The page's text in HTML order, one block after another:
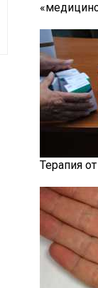
Терапия